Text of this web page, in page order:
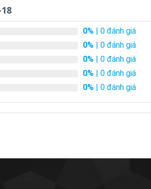
0% | 0 đánh giá
0% | 0 đánh giá
0% | 0 đánh giá
0% | 0 đánh giá
0% | 0 đánh giá